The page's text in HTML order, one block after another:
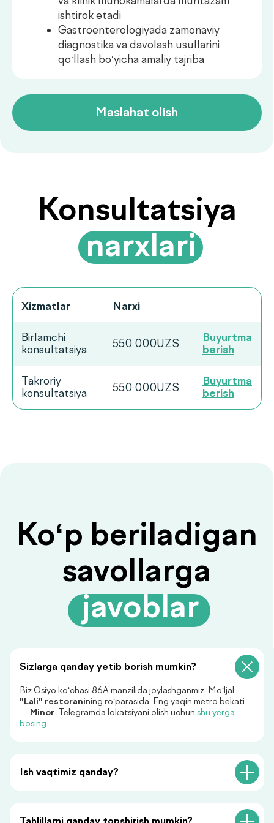
konsultatsiya
550 000UZS
konsultatsiya
550 000UZS
Buyurtma
berish
savollarga
.javoblar
Sizlarga qanday yetib borish mumkin?
Biz Osiyo ko‘chasi 86A manzilida joylashganmiz. Mo‘ljal:
"Lali" restoranining ro‘parasida. Eng yaqin metro bekati
— Minor. Telegramda lokatsiyani olish uchun shu yerga
bosing.
Ish vaqtimiz qanday?
Ariza qoldiring, biz sizga
javob beramiz!
+998
Menga qo‘ng‘iroq qiling
«Menga qo‘ng‘iroq qiling» tugmasini bosish orqali siz
shaxsiy ma’lumotlaringizni qayta ishlashga rozilik
bildirasiz va maxfiylik siyosatiga rozilik berasiz.